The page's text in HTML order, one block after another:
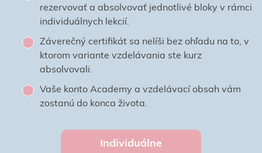
rezervovať a absolvovať jednotlivé bloky v rámci
individuálnych lekcií.
Záverečný certifikát sa nelíši bez ohľadu na to, v
ktorom variante vzdelávania ste kurz
absolvovali.
Vaše konto Academy a vzdelávací obsah vám
zostanú do konca života.
Individuálne